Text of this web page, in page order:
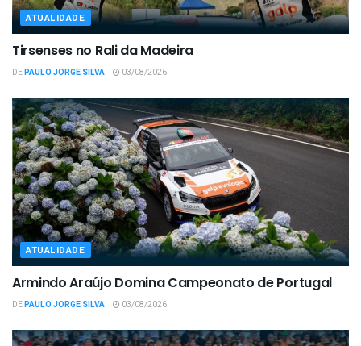
ATUALIDADE
Tirsenses no Rali da Madeira
DEPAULO JORGE SILVA 03/08/2026
ATUALIDADE
Armindo Araújo Domina Campeonato de Portugal
DEPAULO JORGE SILVA 03/08/2026